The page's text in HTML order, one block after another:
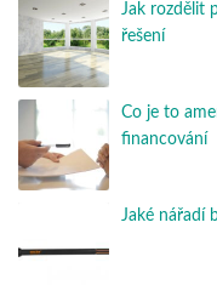
Jak rozdělit
řešení
Co je to
financování
Jaké nářadí